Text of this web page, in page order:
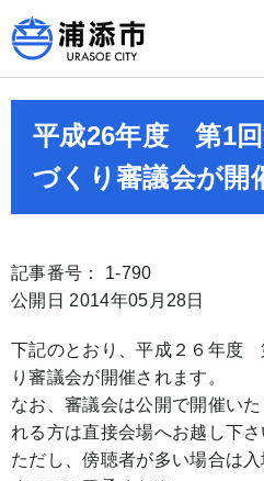
平成26年度 第1回
づくり審議会が開
記事番号： 1-790
公開日 2014年05月28日
下記のとおり、平成２６年度
り審議会が開催されます。
なお、審議会は公開で開催い
れる方は直接会場へお越し下さ
ただし、傍聴者が多い場合は